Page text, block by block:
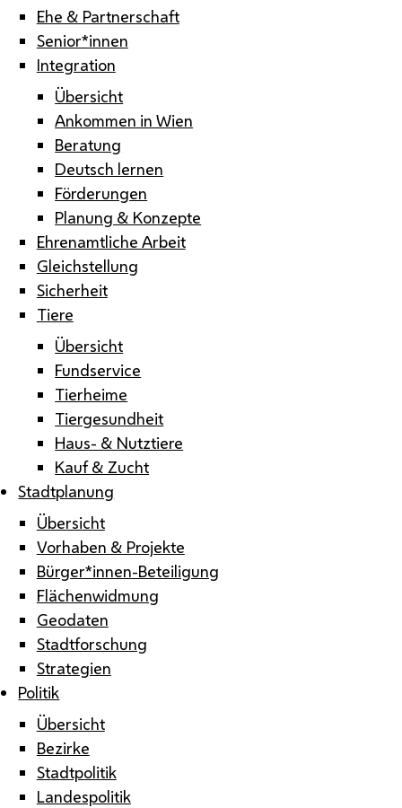
Ehe & Partnerschaft
Senior*innen
Integration
Übersicht
Ankommen in Wien
Beratung
Deutsch lernen
Förderungen
Planung & Konzepte
Ehrenamtliche Arbeit
Gleichstellung
Sicherheit
Tiere
Übersicht
Fundservice
Tierheime
Tiergesundheit
Haus- & Nutztiere
Kauf & Zucht
Stadtplanung
Übersicht
Vorhaben & Projekte
Bürger*innen-Beteiligung
Flächenwidmung
Geodaten
Stadtforschung
Strategien
Politik
Übersicht
Bezirke
Stadtpolitik
Landespolitik